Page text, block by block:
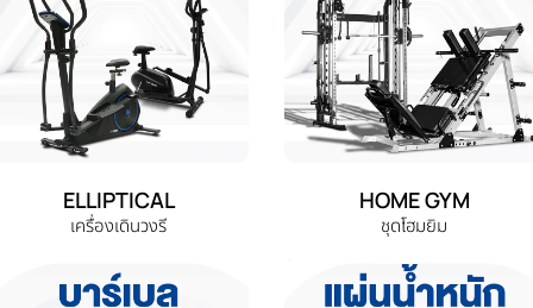
ELLIPTICAL
เครื่องเดินวงรี
HOME GYM
ชุดโฮมยิม